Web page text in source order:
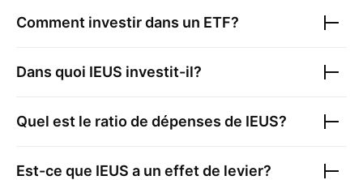
Comment investir dans un ETF?
Dans quoi IEUS investit-il?
Quel est le ratio de dépenses de IEUS?
Est-ce que IEUS a un effet de levier?